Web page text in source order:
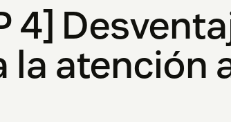
4]
la atención